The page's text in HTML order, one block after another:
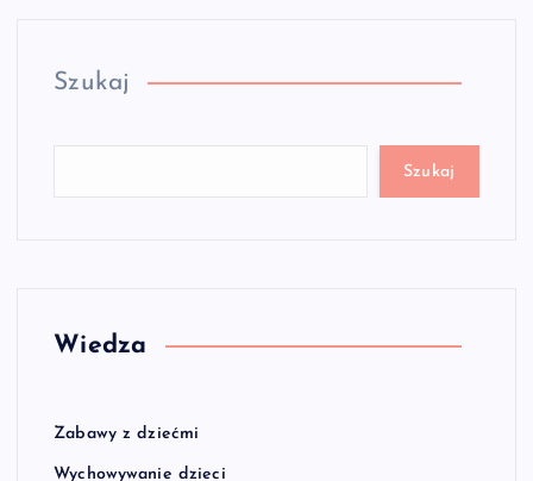
Szukaj
Szukaj
Wiedza
Zabawy z dziećmi
Wychowywanie dzieci